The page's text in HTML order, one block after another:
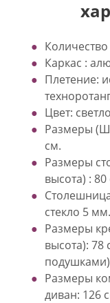
Каркас :
Плетение:
Цвет:
Размеры (Ш
см.
Размеры
высота) :
стекло 5 мм.
Размеры
высота): 78
Размеры
диван: 126